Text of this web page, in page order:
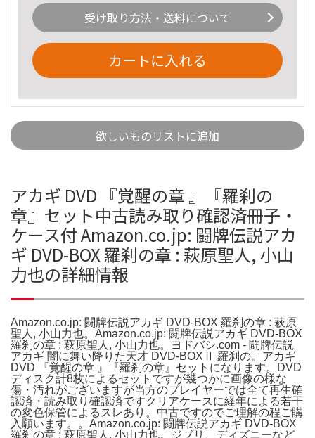
受け取り方法・送料について
カートに入れる
欲しいものリストに追加
アカギ DVD 『覚醒の章 』『羅刹の
章』セット中古読み取り確認済冊子・
ケース付 Amazon.co.jp: 闘牌伝説アカ
ギ DVD-BOX 羅刹の章 : 萩原聖人, 小山
力也の詳細情報
Amazon.co.jp: 闘牌伝説アカギ DVD-BOX 羅刹の章 : 萩原
聖人, 小山力也。Amazon.co.jp: 闘牌伝説アカギ DVD-BOX
羅刹の章 : 萩原聖人, 小山力也。ヨドバシ.com - 闘牌伝説
アカギ 闇に舞い降りた天才 DVD-BOXⅡ 羅刹の。アカギ
DVD 『覚醒の章 』『羅刹の章』セットになります。DVD
ディスク計8枚によるセットですが幾つかに画像の様な
傷・汚れがございますが当方のプレイヤーでは全て再生確
認済・読み取り確認済ですクリアケースに経年による若干
の変色保管によるスレあり。中古ですのでご理解の程ご購
入願います。。Amazon.co.jp: 闘牌伝説アカギ DVD-BOX
羅刹の章 : 萩原聖人, 小山力也。ジブリ、ディズニーなど